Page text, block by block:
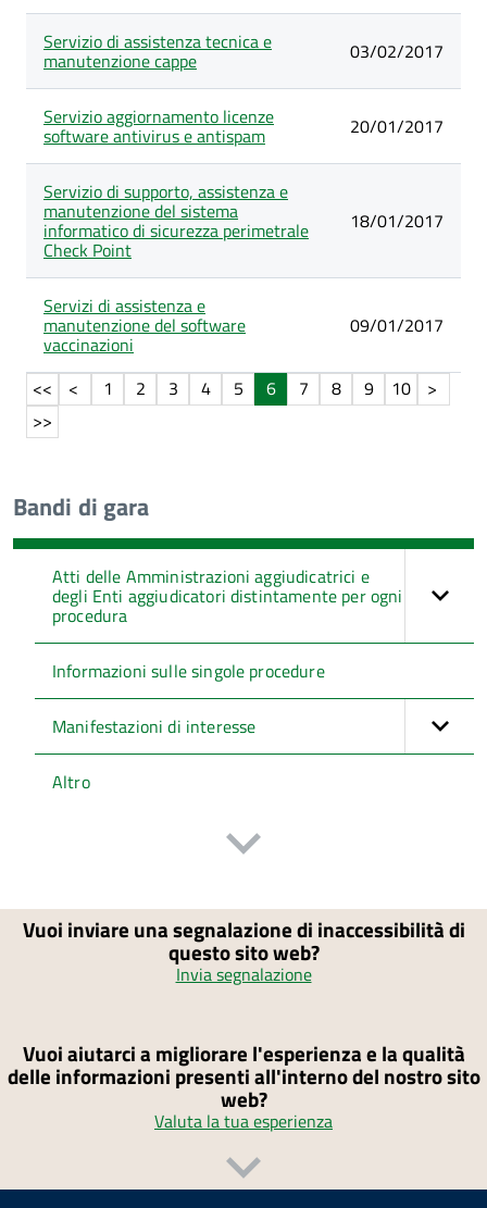
Servizio di assistenza tecnica e
manutenzione cappe 03/02/2017
Servizio aggiornamento licenze
software antivirus e antispam 20/01/2017
Servizio di supporto, assistenza e
manutenzione del sistema
informatico di sicurezza perimetrale
Check Point
18/01/2017
Servizi di assistenza e
manutenzione del software
vaccinazioni
09/01/2017
1 2 3 4 5 6 7 8 9 10
Bandi di gara
Atti delle Amministrazioni aggiudicatrici e
degli Enti aggiudicatori distintamente per ogni
procedura
Informazioni sulle singole procedure
Manifestazioni di interesse
Altro
Vuoi inviare una segnalazione di inaccessibilità di
questo sito web?
Invia segnalazione
Vuoi aiutarci a migliorare l'esperienza e la qualità
delle informazioni presenti all'interno del nostro sito
web?
Valuta la tua esperienza